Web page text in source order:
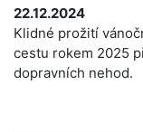
22.12.2024
Klidné prožití
cestu rokem 2025
dopravních nehod.